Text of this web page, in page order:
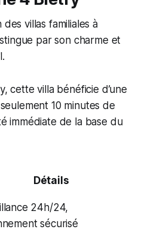
villas familiales à
par son charme et
cette villa bénéficie d’une
10 minutes de
immédiate de la base du
Détails
24h/24,
sécurisé